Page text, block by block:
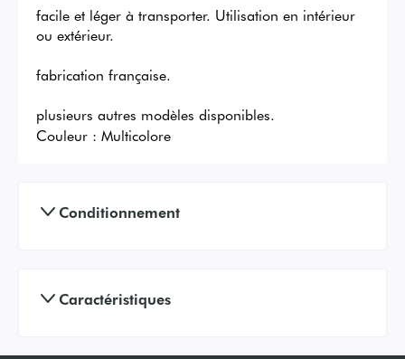
facile et léger à transporter. Utilisation en intérieur
ou extérieur.
fabrication française.
plusieurs autres modèles disponibles.
Couleur : Multicolore
Conditionnement
Caractéristiques